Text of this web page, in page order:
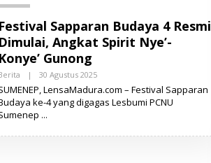
Festival Sapparan Budaya 4 Resmi
Dimulai, Angkat Spirit Nye’-
Konye’ Gunong
| 30 Agustus 2025O
E
H
LensaMadura.com – Festival Sapparan
ke-4 yang digagas Lesbumi PCNU